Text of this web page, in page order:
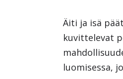
Äiti ja isä
kuvittelevat
luomisessa,